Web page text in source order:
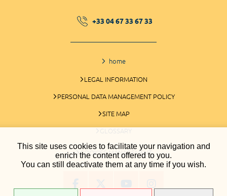
This site uses cookies to facilitate your navigation and
enrich the content offered to you.
You can still deactivate them at any time if you wish.
+33 04 67 33 67 33
home
LEGAL INFORMATION
PERSONAL DATA MANAGEMENT POLICY
SITE MAP
GLOSSARY
COOKIES MANAGEMENT